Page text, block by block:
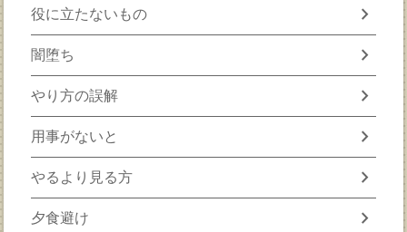
役に立たないもの chevron_right
闇堕ち chevron_right
やり方の誤解 chevron_right
用事がないと chevron_right
やるより見る方 chevron_right
夕食避け chevron_right